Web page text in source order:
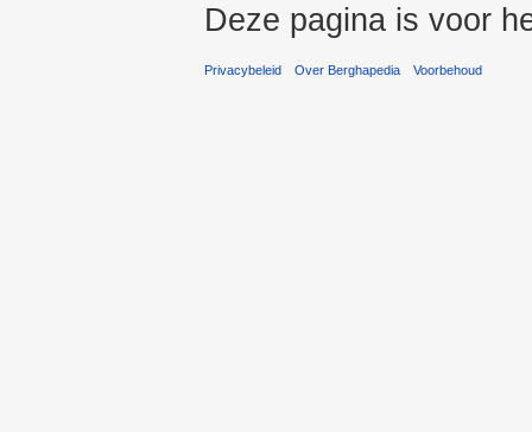
Deze pagina is voor
Privacybeleid Over Berghapedia Voorbehoud